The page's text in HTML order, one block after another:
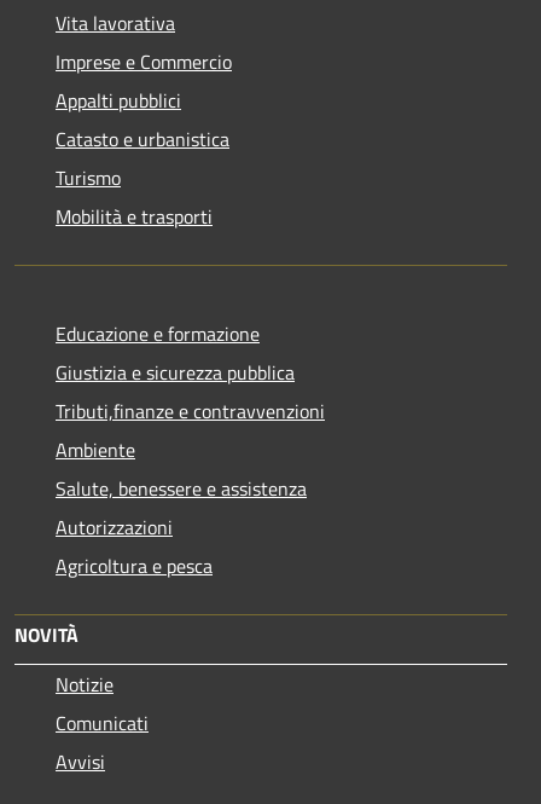
Vita lavorativa
Imprese e Commercio
Appalti pubblici
Catasto e urbanistica
Turismo
Mobilità e trasporti
Educazione e formazione
Giustizia e sicurezza pubblica
Tributi,finanze e contravvenzioni
Ambiente
Salute, benessere e assistenza
Autorizzazioni
Agricoltura e pesca
NOVITÀ
Notizie
Comunicati
Avvisi